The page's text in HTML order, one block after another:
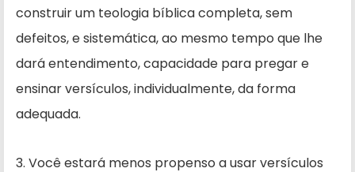
construir um teologia bíblica completa, sem
defeitos, e sistemática, ao mesmo tempo que lhe
dará enten­dimento, capacidade para pregar e
ensinar versículos, individualmente, da forma
adequada.
3. Você estará menos propenso a usar versículos